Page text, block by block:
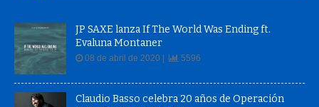
JP SAXE lanza If The World Was Ending ft.
Evaluna Montaner
08 de abril de 2020 | 5596
Claudio Basso celebra 20 años de Operación